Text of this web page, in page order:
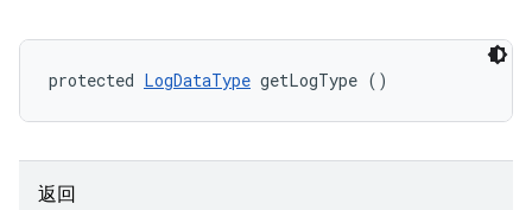
protected LogDataType getLogType ()
返回